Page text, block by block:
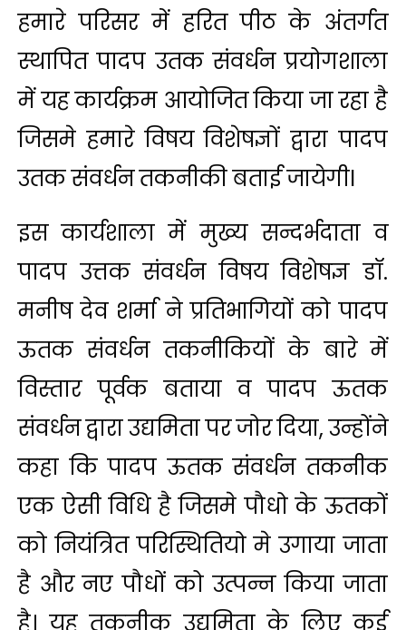
हमारे परिसर में हरित पीठ के अंतर्गत
स्थापित पादप उतक संवर्धन प्रयोगशाला
में यह कार्यक्रम आयोजित किया जा रहा है
जिसमे हमारे विषय विशेषज्ञों द्वारा पादप
उतक संवर्धन तकनीकी बताई जायेगीI
इस कार्यशाला में मुख्य सन्दर्भदाता व
पादप उत्तक संवर्धन विषय विशेषज्ञ डॉ.
मनीष देव शर्मा ने प्रतिभागियों को पादप
ऊतक संवर्धन तकनीकियों के बारे में
विस्तार पूर्वक बताया व पादप ऊतक
संवर्धन द्वारा उद्यमिता पर जोर दिया, उन्होंने
कहा कि पादप ऊतक संवर्धन तकनीक
एक ऐसी विधि है जिसमे पौधो के ऊतकों
को नियंत्रित परिस्थितियो मे उगाया जाता
है और नए पौधों को उत्पन्न किया जाता
है। यह तकनीक उद्यमिता के लिए कई